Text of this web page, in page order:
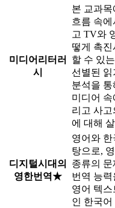
미디어리터러
시
본 교과
흐름 속에
고 TV와
떻게 촉
할 수 있
선별된
분석을
미디어
리고 사고
에 대해
디지털시대의
영한번역★
영어와
탕으로,
종류의
번역 능
영어 텍
인 한국